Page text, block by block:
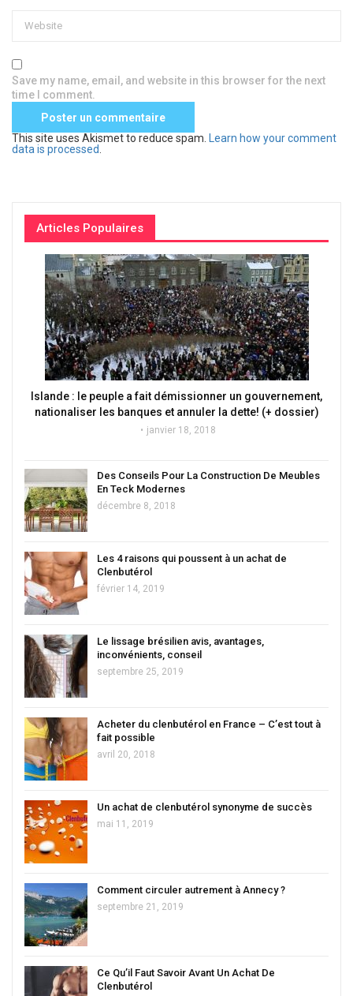
Save my name, email, and website in this browser for the next
time I comment.
This site uses Akismet to reduce spam.
Learn how your comment
data is processed
Articles Populaires
Islande : le peuple a fait démissionner un gouvernement,
nationaliser les banques et annuler la dette! (+ dossier)
janvier 18, 2018
Des Conseils Pour La Construction De Meubles
En Teck Modernes
décembre 8, 2018
Les 4 raisons qui poussent à un achat de
Clenbutérol
février 14, 2019
Le lissage brésilien avis, avantages,
inconvénients, conseil
septembre 25, 2019
Acheter du clenbutérol en France – C’est tout à
fait possible
avril 20, 2018
Un achat de clenbutérol synonyme de succès
mai 11, 2019
Comment circuler autrement à Annecy ?
septembre 21, 2019
Ce Qu’il Faut Savoir Avant Un Achat De
Clenbutérol